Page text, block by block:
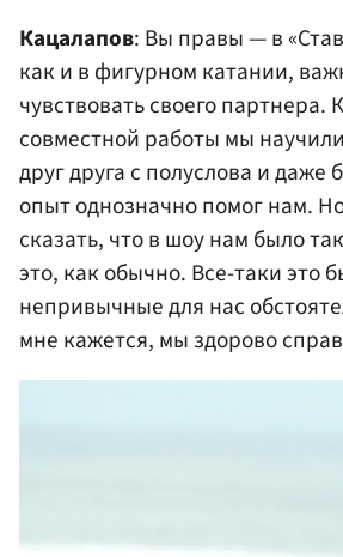
Кацалапов: Вы правы — в
как и в фигурном катании,
чувствовать своего партнера.
совместной работы мы
друг друга с полуслова и даже
опыт однозначно помог нам.
сказать, что в шоу нам было
это, как обычно. Все-таки это
непривычные для нас
мне кажется, мы здорово